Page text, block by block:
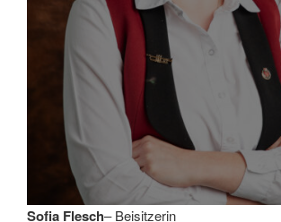
Sofia Flesch– Beisitzerin